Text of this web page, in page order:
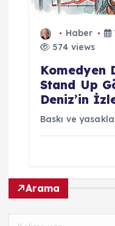
Haber
574 views
Komedyen
Stand Up
Deniz’in
Baskı ve
Arama